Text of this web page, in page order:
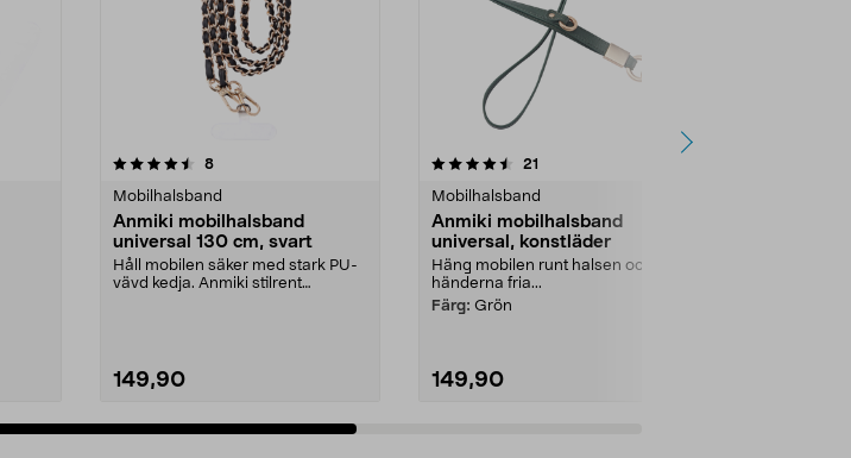
8recensioner
Mobilhalsband
Anmiki mobilhalsband
universal 130 cm, svart
Håll mobilen säker med stark PU-
vävd kedja. Anmiki stilrent
149,90
4.5 av 5 stjärnor 21
Mobilhalsband
Anmiki mobilhalsband
universal, konstläder
Häng mobilen runt halsen och ha
händerna fria...
Färg: Grön
149,90
5.0 av 5 stjärnor